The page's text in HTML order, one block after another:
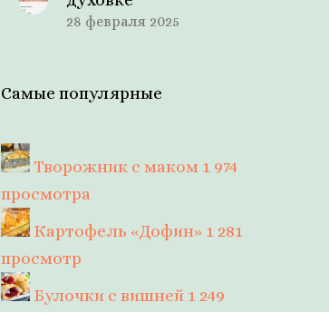
28 февраля 2025
Самые популярные
Творожник с маком 1 974
просмотра
Картофель «Дофин» 1 281
просмотр
Булочки с вишней 1 249